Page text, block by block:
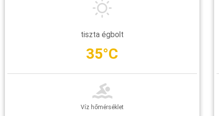
tiszta égbolt
35°C
Víz hőmérséklet